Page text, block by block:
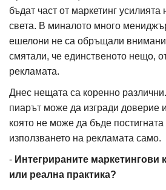
бъдат част от маркетинг
света. В миналото много
ешелони не са обръщали
смятали, че единственото нещо,
рекламата.
Днес нещата са коренно
пиарът може да изгради доверие
която не може да бъде
използването на рекламата само.
- Интегрираните маркетингови
или реална практика?